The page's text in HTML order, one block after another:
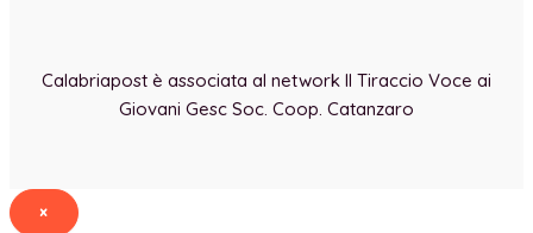
Calabriapost è associata al network Il Tiraccio Voce ai
Giovani Gesc Soc. Coop. Catanzaro
×